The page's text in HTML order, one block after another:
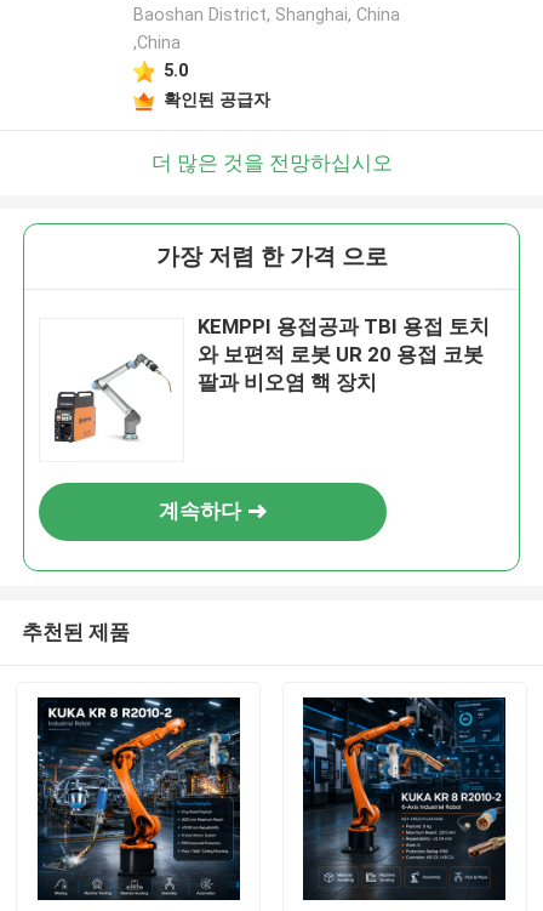
Baoshan District, Shanghai, China
,China
5.0
확인된 공급자
더 많은 것을 전망하십시오
가장 저렴 한 가격 으로
KEMPPI 용접공과 TBI 용접 토치
와 보편적 로봇 UR 20 용접 코봇
팔과 비오염 핵 장치
계속하다
추천된 제품